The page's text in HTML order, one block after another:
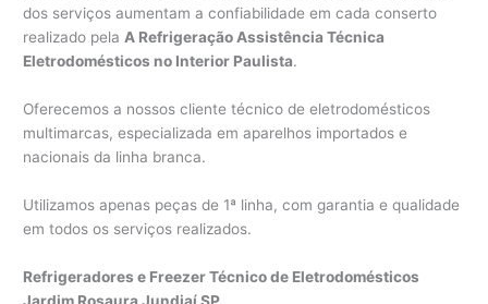
dos serviços aumentam a confiabilidade em cada conserto
realizado pela A Refrigeração Assistência Técnica
Eletrodomésticos no Interior Paulista.
Oferecemos a nossos cliente técnico de eletrodomésticos
multimarcas, especializada em aparelhos importados e
nacionais da linha branca.
Utilizamos apenas peças de 1ª linha, com garantia e qualidade
em todos os serviços realizados.
Refrigeradores e Freezer Técnico de Eletrodomésticos
Jardim Rosaura Jundiaí SP